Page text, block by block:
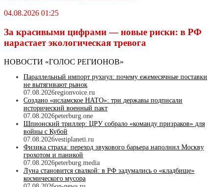
04.08.2026 01:25
За красивыми цифрами — новые риски: в РФ
нарастает экологическая тревога
НОВОСТИ «ГОЛОС РЕГИОНОВ»
Параллельный импорт рухнул: почему ежемесячные поставки
не вытягивают рынок
07.08.2026regionvoice.ru
Создано «исламское НАТО»: три державы подписали
исторический военный пакт
07.08.2026peterburg.one
Шпионский триллер: ЦРУ собрало «команду призраков» для
войны с Кубой
07.08.2026vestiplaneti.ru
Физика страха: переход звукового барьера наполнил Москву
грохотом и паникой
07.08.2026peterburg.media
Луна становится свалкой: в РФ задумались о «кладбище»
космического мусора